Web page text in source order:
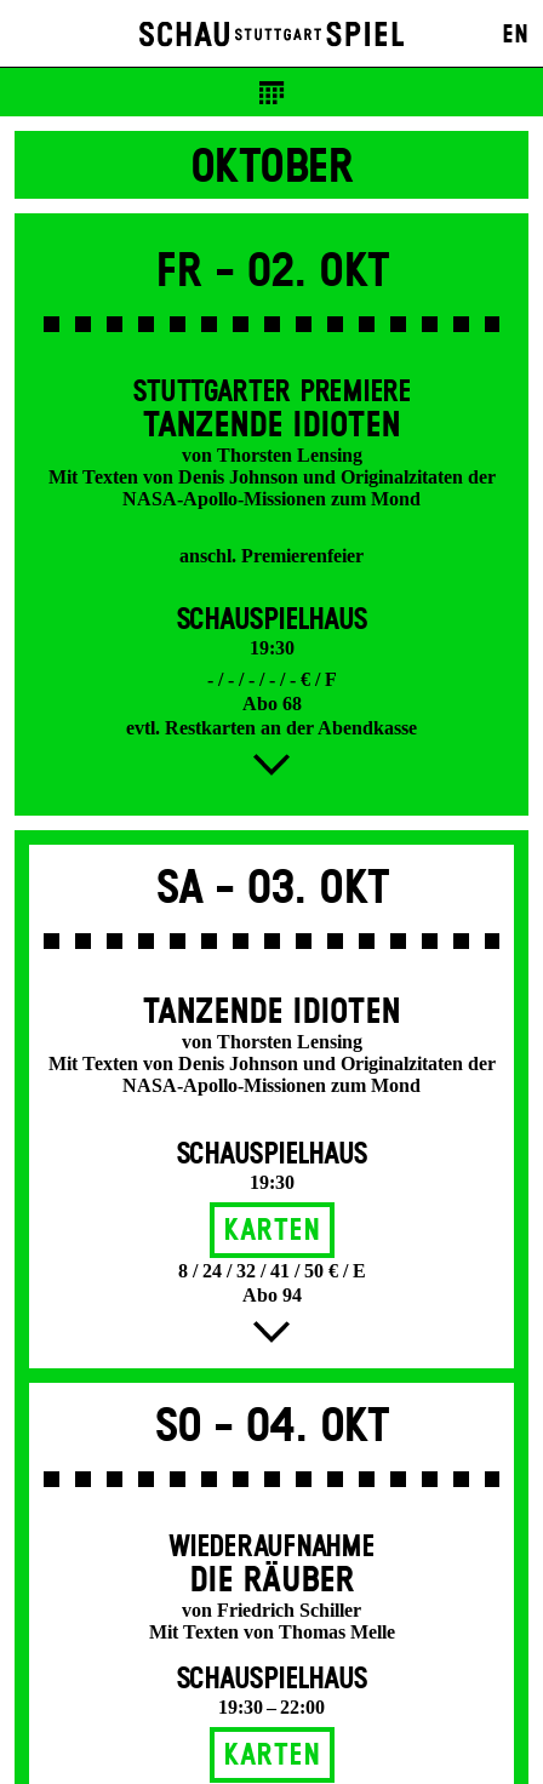
EN
12 €
OKTOBER
Fr - 02. Okt
STUTTGARTER PREMIERE
TANZENDE IDIOTEN
von Thorsten Lensing
Mit Texten von Denis Johnson und Originalzitaten der
NASA-Apollo-Missionen zum Mond
anschl. Premierenfeier
SCHAUSPIELHAUS
19:30
- / - / - / - / - € / F
Abo 68
evtl. Restkarten an der Abendkasse
Sa - 03. Okt
TANZENDE IDIOTEN
von Thorsten Lensing
Mit Texten von Denis Johnson und Originalzitaten der
NASA-Apollo-Missionen zum Mond
SCHAUSPIELHAUS
19:30
Karten
8 / 24 / 32 / 41 / 50 € / E
Abo 94
So - 04. Okt
WIEDERAUFNAHME
DIE RÄUBER
von Friedrich Schiller
Mit Texten von Thomas Melle
SCHAUSPIELHAUS
19:30 – 22:00
Karten